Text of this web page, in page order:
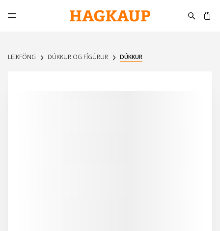
Opna aðalvalmynd
LEIKFÖNG DÚKKUR OG FÍGÚRUR DÚKKUR